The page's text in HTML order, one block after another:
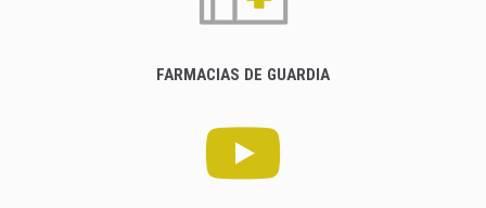
FARMACIAS DE GUARDIA